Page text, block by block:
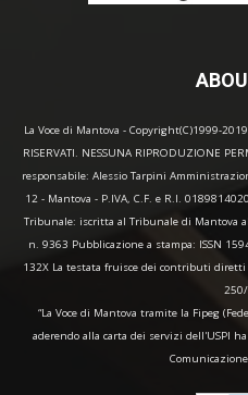
La Voce di Mantova - Copyright(C)1999-
RISERVATI. NESSUNA RIPRODUZIONE
responsabile: Alessio Tarpini
12 - Mantova - P.IVA, C.F. e R.I.
Tribunale: iscritta al Tribunale di Mantova
n. 9363 Pubblicazione a stampa: ISSN
132X La testata fruisce dei contributi
“La Voce di Mantova tramite la Fipeg
aderendo alla carta dei servizi dell'USPI